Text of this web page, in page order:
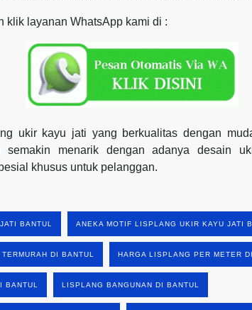
klik layanan WhatsApp kami di :
ukir kayu jati yang berkualitas dengan
semakin menarik dengan adanya desain
khusus untuk pelanggan.
BANTUL ANEKA MOTIF LISPLANG UKIR KAYU JATI
DI BANTUL HARGA LISPLANG PER METER
BANTUL LISPLANG BANGUNAN DI BANTUL